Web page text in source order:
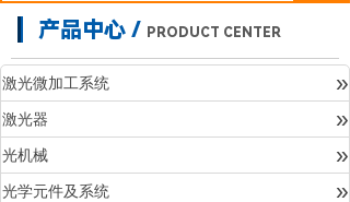
产品中心 / PRODUCT CENTER
激光微加工系统 »
激光器 »
光机械 »
光学元件及系统 »